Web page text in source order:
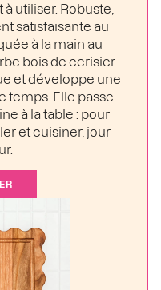
utiliser. Robuste,
satisfaisante au
à la main au
bois de cerisier.
et développe une
temps. Elle passe
à la table : pour
et cuisiner, jour